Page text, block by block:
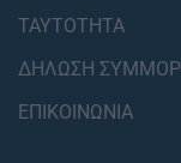
ΤΑΥΤΟΤΗΤΑ
ΔΗΛΩΣΗ
ΕΠΙΚΟΙΝΩΝΙΑ